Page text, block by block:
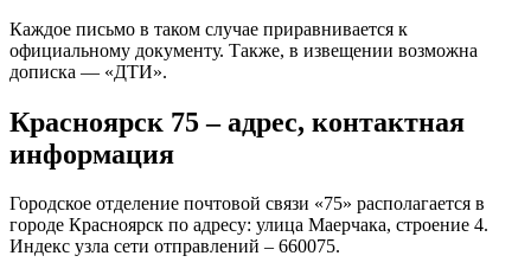
Каждое письмо в таком случае приравнивается к
официальному документу. Также, в извещении возможна
дописка — «ДТИ».
Красноярск 75 – адрес, контактная
информация
Городское отделение почтовой связи «75» располагается в
городе Красноярск по адресу: улица Маерчака, строение 4.
Индекс узла сети отправлений – 660075.